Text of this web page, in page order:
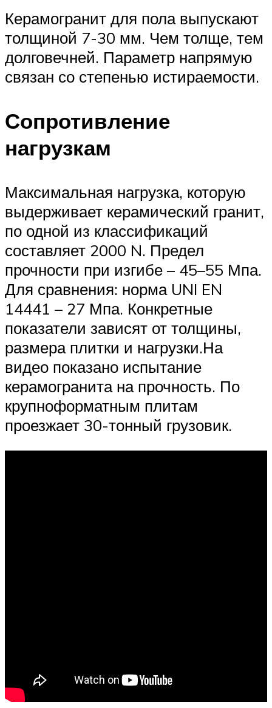
Керамогранит для пола выпускают
толщиной 7-30 мм. Чем толще, тем
долговечней. Параметр напрямую
связан со степенью истираемости.
Сопротивление
нагрузкам
Максимальная нагрузка, которую
выдерживает керамический гранит,
по одной из классификаций
составляет 2000 N. Предел
прочности при изгибе – 45–55 Мпа.
Для сравнения: норма UNI EN
14441 – 27 Мпа. Конкретные
показатели зависят от толщины,
размера плитки и нагрузки.На
видео показано испытание
керамогранита на прочность. По
крупноформатным плитам
проезжает 30-тонный грузовик.